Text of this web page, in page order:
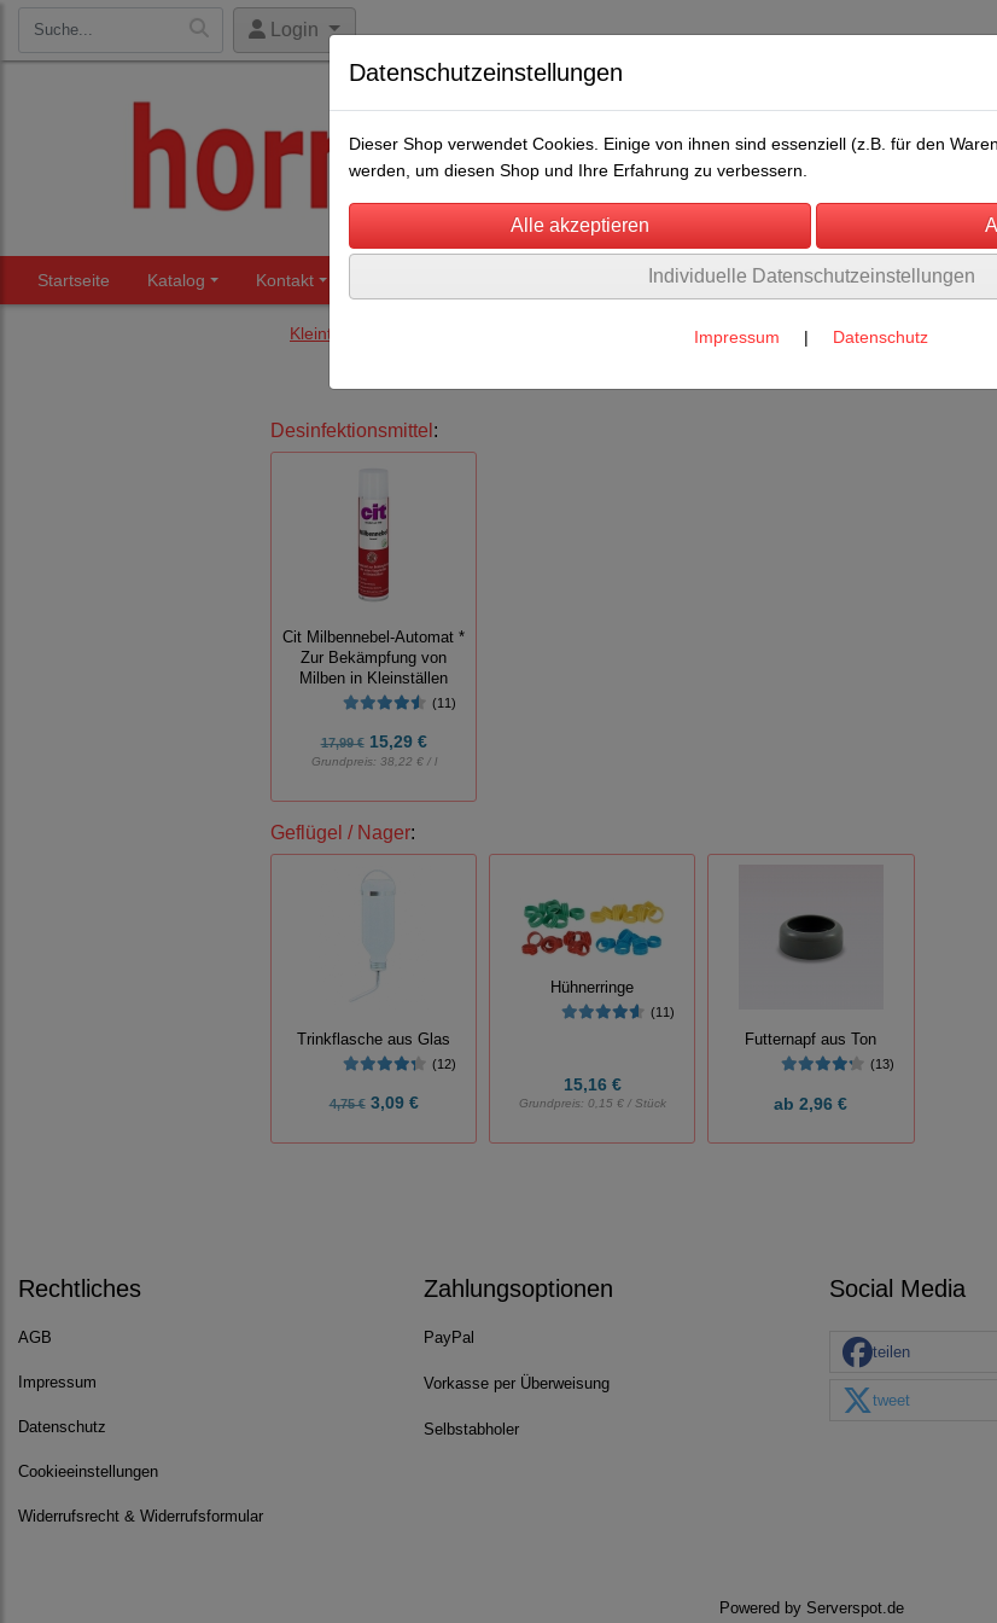
Login
Startseite Katalog Kontakt Über uns Umwelt Rechtliches
Kleintierbedarf
Desinfektionsmittel :
Cit Milbennebel-Automat *
Zur Bekämpfung von
Milben in Kleinställen
(11)
17,99 €15,29 €
Grundpreis: 38,22 € / l
Geflügel / Nager:
Trinkflasche aus Glas
(12)
4,75 €3,09 €
Hühnerringe
(11)
15,16 €
Grundpreis: 0,15 € / Stück
Futternapf aus Ton
(13)
ab 2,96 €
Rechtliches
AGB
Impressum
Datenschutz
Cookieeinstellungen
Widerrufsrecht & Widerrufsformular
Zahlungsoptionen
PayPal
Vorkasse per Überweisung
Selbstabholer
Social Media
teilen
tweet
Powered by Serverspot.de
Datenschutzeinstellungen
Dieser Shop verwendet Cookies. Einige von ihnen sind essenziell (z.B. für den
werden, um diesen Shop und Ihre Erfahrung zu verbessern.
Individuelle Datenschutzeinstellungen
Impressum | Datenschutz